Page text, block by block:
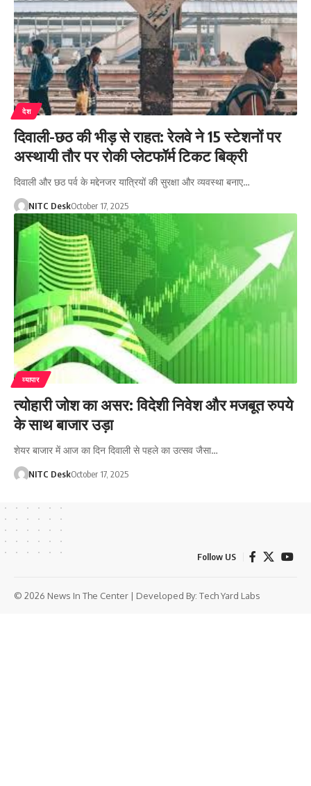
देश
दिवाली-छठ की भीड़ से राहत: रेलवे ने 15 स्टेशनों पर
अस्थायी तौर पर रोकी प्लेटफॉर्म टिकट बिक्री
दिवाली और छठ पर्व के मद्देनजर यात्रियों की सुरक्षा और व्यवस्था बनाए…
NITC DeskOctober 17, 2025
व्यापार
त्योहारी जोश का असर: विदेशी निवेश और मजबूत रुपये
के साथ बाजार उड़ा
शेयर बाजार में आज का दिन दिवाली से पहले का उत्सव जैसा…
NITC DeskOctober 17, 2025
Follow US
© 2026 News In The Center | Developed By: Tech Yard Labs